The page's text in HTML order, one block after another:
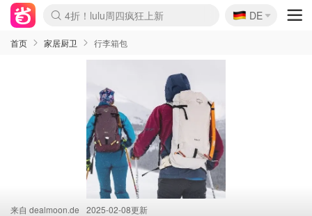
Boticinal 夏促开抢！
4折！lulu周四疯狂上新
还没结束！&OtherStories大促
Joybuy变相75折 随时失效
速领！Stanley独家85折
疑似霸哥！Camper额外叠85折
Zalando 奥莱闪促！每日更新
Moncler反季囤！5折起+叠9折
Coach Brooklyn仅€192
🇩🇪
DE
首页 家居厨卫 行李箱包
来自 dealmoon.de 2025-02-08更新